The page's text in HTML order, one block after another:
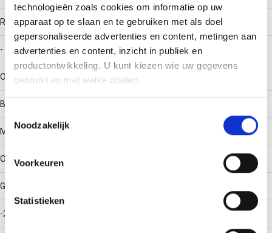
technologieën zoals cookies om informatie op uw
apparaat op te slaan en te gebruiken met als doel
gepersonaliseerde advertenties en content, metingen aan
advertenties en content, inzicht in publiek en
productontwikkeling. U kunt kiezen wie uw gegevens
gebruikt en met welke doelen.
Informatie verzamelen over uw geografische locatie,
Uw apparaat identificeren door het actief te scannen
op specifieke eigenschappen (fingerprinting)
verwerkt en stel uw voorkeuren in het
detailgedeelte in.
Noodzakelijk
Voorkeuren
Statistieken
RAL-nummer
-
Oppervlaktebescherming
Bandverzinkt (sendzimir verzinkt)
Materiaalkwaliteit
Overig
Gebruikstemperatuur
-20 - 120